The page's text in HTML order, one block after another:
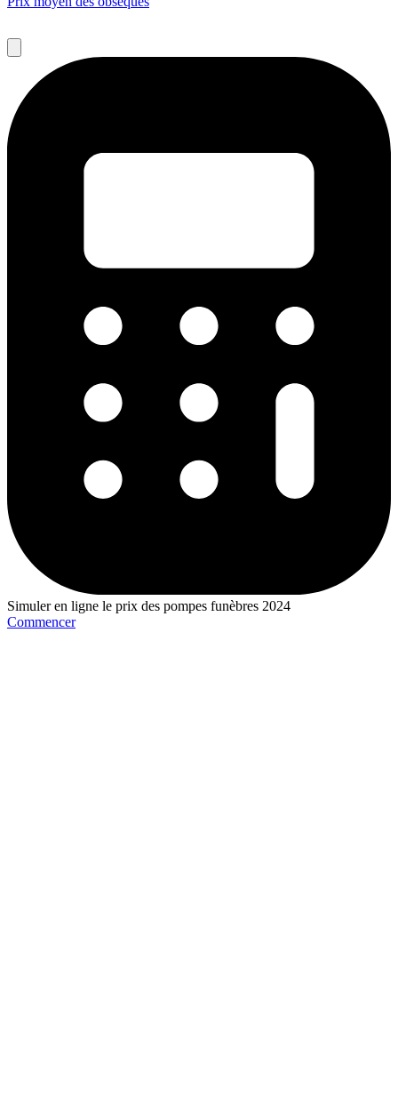
Simuler en ligne le prix des pompes funèbres 2024
Commencer